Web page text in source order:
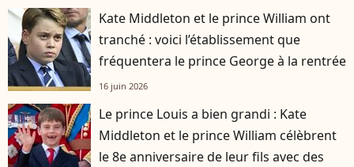
Kate Middleton et le prince William ont
tranché : voici l’établissement que
fréquentera le prince George à la rentrée
16 juin 2026
Le prince Louis a bien grandi : Kate
Middleton et le prince William célèbrent
le 8e anniversaire de leur fils avec des